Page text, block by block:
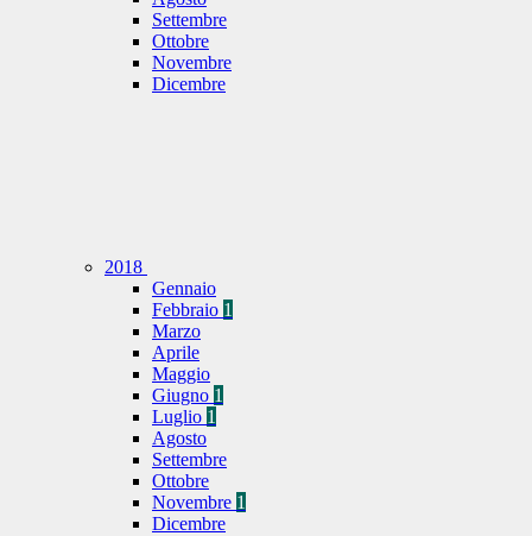
Settembre
Ottobre
Novembre
Dicembre
2018
Gennaio
Febbraio 1
Marzo
Aprile
Maggio
Giugno 1
Luglio 1
Agosto
Settembre
Ottobre
Novembre 1
Dicembre